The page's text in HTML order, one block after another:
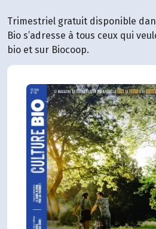
Trimestriel gratuit disponible
Bio s’adresse à tous ceux qui
bio et sur Biocoop.